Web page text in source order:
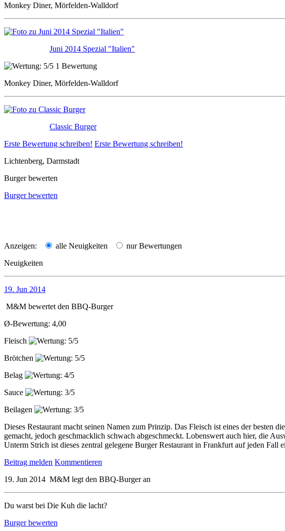
Monkey Diner, Mörfelden-Walldorf
Juni 2014 Spezial "Italien"
1 Bewertung
Monkey Diner, Mörfelden-Walldorf
Classic Burger
Erste Bewertung schreiben! Erste Bewertung schreiben!
Lichtenberg, Darmstadt
Burger bewerten
Burger bewerten
Anzeigen: alle Neuigkeiten
nur Bewertungen
Neuigkeiten
19. Jun 2014
M&M bewertet den BBQ-Burger
Ø-Bewertung: 4,00
Fleisch
Brötchen
Belag
Sauce
Beilagen
Dieses Restaurant macht seinen Namen zum Prinzip. Das Fleisch ist eines der besten
gemacht, jedoch geschmacklich schwach abgeschmeckt. Lobenswert auch hier, die
Unterm Strich ist dieses zentral gelegene Burger Restaurant in Frankfurt auf jeden Fall
Beitrag melden Kommentieren
19. Jun 2014 M&M legt den BBQ-Burgeran
Du warst bei Die Kuh die lacht?
Burger bewerten